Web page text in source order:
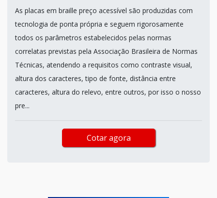
As placas em braille preço acessível são produzidas com
tecnologia de ponta própria e seguem rigorosamente
todos os parâmetros estabelecidos pelas normas
correlatas previstas pela Associação Brasileira de Normas
Técnicas, atendendo a requisitos como contraste visual,
altura dos caracteres, tipo de fonte, distância entre
caracteres, altura do relevo, entre outros, por isso o nosso
pre...
Cotar agora